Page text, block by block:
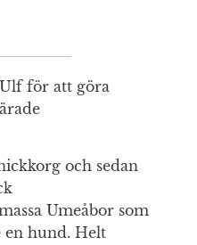
för att göra
och sedan
Umeåbor som
en hund. Helt